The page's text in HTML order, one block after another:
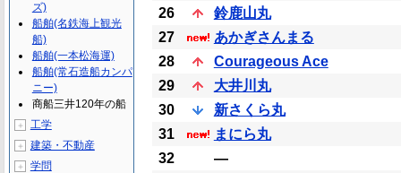
26
鈴鹿山丸
27
あかぎさんまる
28
Courageous Ace
29
大井川丸
30
新さくら丸
31
まにら丸
32
―
ズ)
船舶(名鉄海上観光
船)
船舶(一本松海運)
船舶(常石造船カンパ
ニー)
商船三井120年の船
＋ 工学
＋ 建築・不動産
＋ 学問